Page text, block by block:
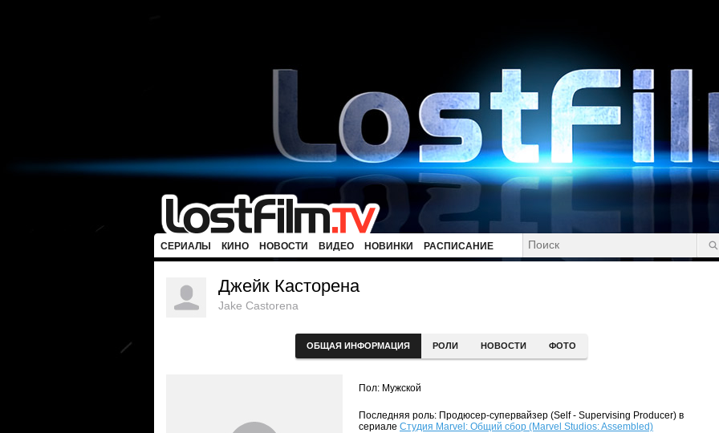
СЕРИАЛЫ КИНО НОВОСТИ ВИДЕО НОВИНКИ РАСПИСАНИЕ
Джейк Касторена
Jake Castorena
ОБЩАЯ ИНФОРМАЦИЯ РОЛИ НОВОСТИ ФОТО
Пол: Мужской
Последняя роль: Продюсер-супервайзер (Self - Supervising Producer) в
сериале Студия Marvel: Общий сбор (Marvel Studios: Assembled)